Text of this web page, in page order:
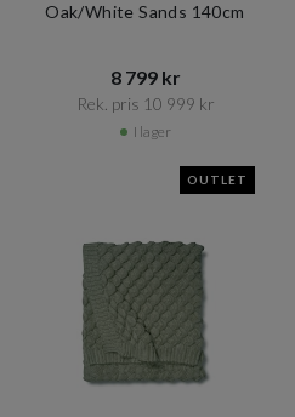
Oak/White Sands 140cm
8 799 kr​​
Rek. pris 10 999 kr​​
I lager
OUTLET